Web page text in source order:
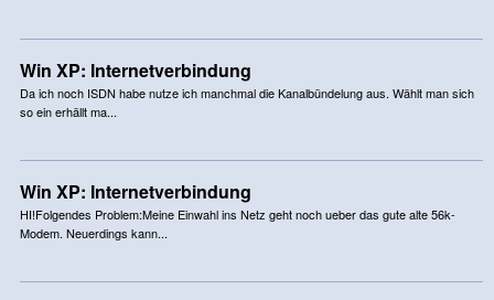
Win XP: Internetverbindung
Da ich noch ISDN habe nutze ich manchmal die Kanalbündelung aus. Wählt man sich
so ein erhällt ma...
Win XP: Internetverbindung
HI!Folgendes Problem:Meine Einwahl ins Netz geht noch ueber das gute alte 56k-
Modem. Neuerdings kann...